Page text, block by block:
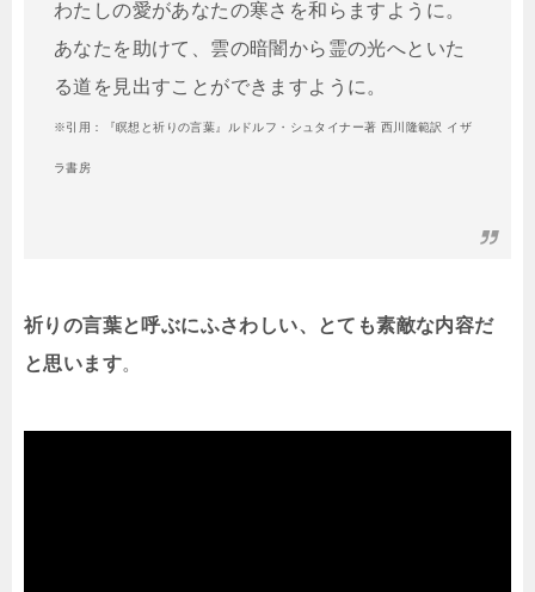
わたしの愛があなたの寒さを和らますように。
あなたを助けて、雲の暗闇から霊の光へといた
る道を見出すことができますように。
※引用：『瞑想と祈りの言葉』ルドルフ・シュタイナー著 西川隆範訳 イザ
ラ書房
祈りの言葉と呼ぶにふさわしい、とても素敵な内容だ
と思います。